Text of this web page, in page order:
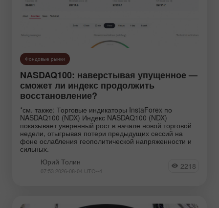
Фондовые рынки
NASDAQ100: наверстывая упущенное —
сможет ли индекс продолжить
восстановление?
*см. также: Торговые индикаторы InstaForex по
NASDAQ100 (NDX) Индекс NASDAQ100 (NDX)
показывает уверенный рост в начале новой торговой
недели, отыгрывая потери предыдущих сессий на
фоне ослабления геополитической напряженности и
сильных.
Юрий Толин
07:53 2026-08-04 UTC--4 2218